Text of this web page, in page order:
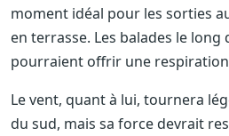
moment idéal pour les sorties
en terrasse. Les balades le long
pourraient offrir une
Le vent, quant à lui, tournera
du sud, mais sa force devrait